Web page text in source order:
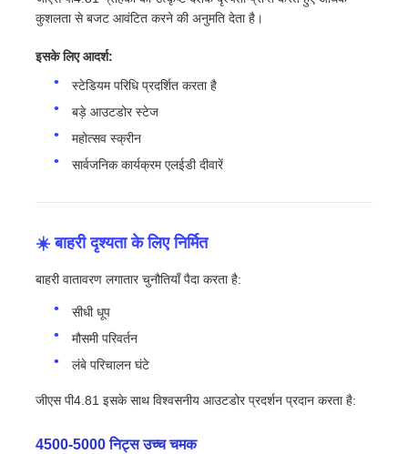
कुशलता से बजट आवंटित करने की अनुमति देता है।
इसके लिए आदर्श:
स्टेडियम परिधि प्रदर्शित करता है
बड़े आउटडोर स्टेज
महोत्सव स्क्रीन
सार्वजनिक कार्यक्रम एलईडी दीवारें
☀️ बाहरी दृश्यता के लिए निर्मित
बाहरी वातावरण लगातार चुनौतियाँ पैदा करता है:
सीधी धूप
मौसमी परिवर्तन
लंबे परिचालन घंटे
जीएस पी4.81 इसके साथ विश्वसनीय आउटडोर प्रदर्शन प्रदान करता है:
4500-5000 निट्स उच्च चमक